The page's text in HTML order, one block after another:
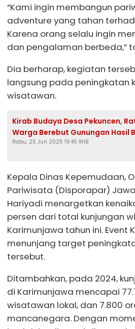
“Kami ingin membangun
adventure yang tahan
Karena orang selalu ingin
dan pengalaman berbeda,”
Dia berharap, kegiatan
langsung pada peningkatan
wisatawan.
Kirab Budaya Desa Pekuncen,
Warga Berebut Gunungan Hasil
Keberkahan
Rabu, 25 Jun 2025 19:45 WIB
Kepala Dinas Kepemudaan,
Pariwisata (Disporapar)
Hariyadi menargetkan
persen dari total kunjungan
Karimunjawa tahun ini. Event
menunjang target
tersebut.
Ditambahkan, pada 2024,
di Karimunjawa mencapai
wisatawan lokal, dan 7.800
mancanegara. Dengan